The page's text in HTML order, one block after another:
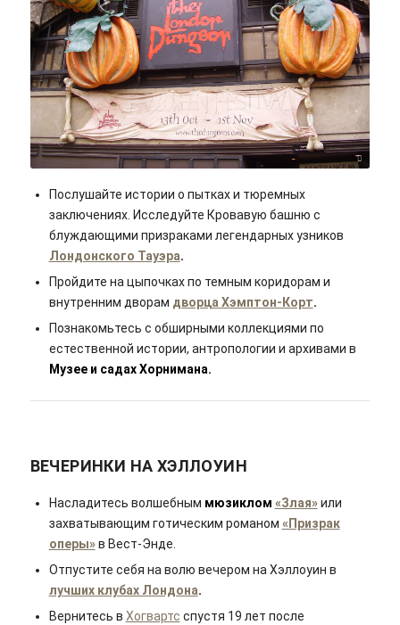
Steve./flickr/Cc-by-sa 2.0
Послушайте истории о пытках и тюремных
заключениях. Исследуйте Кровавую башню с
блуждающими призраками легендарных узников
Лондонского Тауэра.
Пройдите на цыпочках по темным коридорам и
внутренним дворам дворца Хэмптон-Корт.
Познакомьтесь с обширными коллекциями по
естественной истории, антропологии и архивами в
Музее и садах Хорнимана.
ВЕЧЕРИНКИ НА ХЭЛЛОУИН
Насладитесь волшебным мюзиклом «Злая»или
захватывающим готическим романом «Призрак
оперы»в Вест-Энде.
Отпустите себя на волю вечером на Хэллоуин в
лучших клубах Лондона.
Вернитесь в Хогвартс спустя 19 лет после